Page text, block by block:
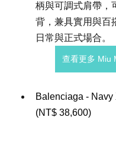
柄與可調式肩帶，
背，兼具實用與百
日常與正式場合。
查看更多 Miu
Balenciaga - Navy
(NT$ 38,600)